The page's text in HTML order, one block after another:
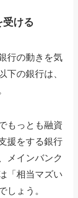
ける
行の動きを気
下の銀行は、
もっとも融資
援をする銀行
メインバンク
「相当マズい
しょう。